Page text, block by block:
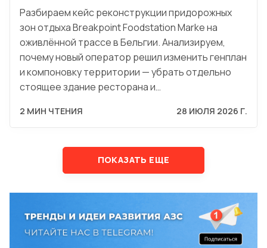
Разбираем кейс реконструкции придорожных
зон отдыха Breakpoint Foodstation Marke на
оживлённой трассе в Бельгии. Анализируем,
почему новый оператор решил изменить генплан
и компоновку территории — убрать отдельно
стоящее здание ресторана и…
2 МИН ЧТЕНИЯ 28 ИЮЛЯ 2026 Г.
ПОКАЗАТЬ ЕЩЕ